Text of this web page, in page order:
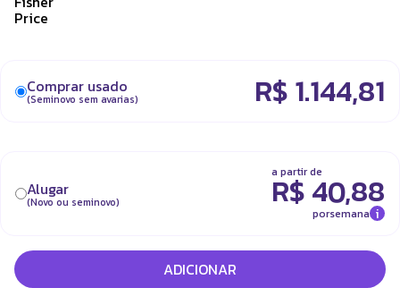
Price
Comprar usado
(Seminovo sem avarias) R$1.144,81
Alugar
(Novo ou seminovo)
a partir de
R$40,88
porsemana i
ADICIONAR